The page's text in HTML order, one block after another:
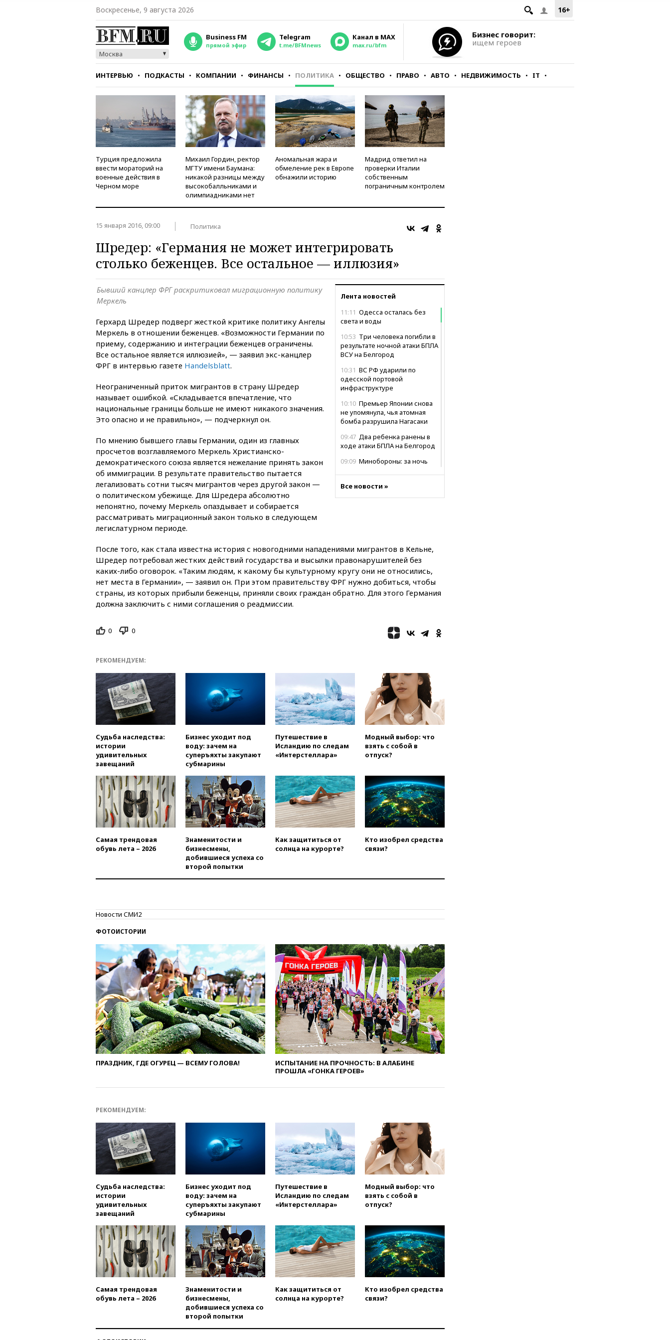
16+
Воскресенье, 9 августа 2026
Москва
Business FM
прямой эфир
Telegram
t.me/BFMnews
Канал в MAX
max.ru/bfm
Бизнес говорит:
ищем героев
ИНТЕРВЬЮ ПОДКАСТЫ КОМПАНИИ ФИНАНСЫ ПОЛИТИКА ОБЩЕСТВО ПРАВО АВТО НЕДВИЖИМОСТЬ IT
СТИЛЬ ТЕСТЫ
Турция предложила
ввести мораторий на
военные действия в
Черном море
Михаил Гордин, ректор
МГТУ имени Баумана:
никакой разницы между
высокобалльниками и
олимпиадниками нет
Аномальная жара и
обмеление рек в Европе
обнажили историю
Мадрид ответил на
проверки Италии
собственным
пограничным контролем
15 января 2016, 09:00 Политика
Шредер: «Германия не может интегрировать
столько беженцев. Все остальное — иллюзия»
Лента новостей
11:11 Одесса осталась без
света и воды
10:53 Три человека погибли в
результате ночной атаки БПЛА
ВСУ на Белгород
10:31 ВС РФ ударили по
одесской портовой
инфраструктуре
10:10 Премьер Японии снова
не упомянула, чья атомная
бомба разрушила Нагасаки
09:47 Два ребенка ранены в
ходе атаки БПЛА на Белгород
09:09 Минобороны: за ночь
08:50 Состояние здоровья
обнаружили затонувшее
судно древнеримских времен
05:10«Одиссея» Нолана
собрала в мировом прокате
свыше $1 млрд
недвижимости в Москве
В Красноярском крае
идут поиски семьи, пропавшей
во время сплава
вчера, 23:30Жителя Нижнего
Тагила арестовали за реакции
вчера, 22:50Российский
режиссер Кирилл Соколов
снимет триллер для Netflix
вчера, 22:20Турция призвала
к мораторию на удары по
торговым судам в Черном
море
вчера, 21:43Экс-
председатель Верховного
суда Венгрии согласился стать
президентом республики
претендентов на получение
беспилотник, скорее всего,
вчера, 19:29ОАЭ обвинили
Иран в атаке на судно
нефтяной компании ADNOC в
Ормузе
вчера, 18:56 «Газпром»: объем
газа в европейских подземных
хранилищах достиг
антирекорда
вчера, 18:25ТАСС: Уиткофф и
Кушнер могут вскоре посетить
Москву и Киев
вчера, 17:43«Тиса» выдвинула
экс-председателя Верховного
угрозу европейскую зиму»
вчера, 16:16Беспилотник
взорвался вблизи
газопровода в Болгарии
вчера, 15:25При атаке БПЛА в
Белгородской области погиб
мирный житель
вчера, 14:54 В Аргентине умер
Месси
вчера, 14:43Турция
ограничила судоходство в
Черном море
вчера, 14:20 Генпрокурором
вчера, 13:37 Пляжи
вчера, 13:03Испания ввела
Все новости »
Бывший канцлер ФРГ раскритиковал миграционную политику
Меркель
Герхард Шредер подверг жесткой критике политику Ангелы
Меркель в отношении беженцев. «Возможности Германии по
приему, содержанию и интеграции беженцев ограничены.
Все остальное является иллюзией», — заявил экс-канцлер
ФРГ в интервью газете Handelsblatt.
Неограниченный приток мигрантов в страну Шредер
называет ошибкой. «Складывается впечатление, что
национальные границы больше не имеют никакого значения.
Это опасно и не правильно», — подчеркнул он.
По мнению бывшего главы Германии, один из главных
просчетов возглавляемого Меркель Христианско-
демократического союза является нежелание принять закон
об иммиграции. В результате правительство пытается
легализовать сотни тысяч мигрантов через другой закон —
о политическом убежище. Для Шредера абсолютно
непонятно, почему Меркель опаздывает и собирается
рассматривать миграционный закон только в следующем
легислатурном периоде.
После того, как стала известна история с новогодними нападениями мигрантов в Кельне,
Шредер потребовал жестких действий государства и высылки правонарушителей без
каких-либо оговорок. «Таким людям, к какому бы культурному кругу они не относились,
нет места в Германии», — заявил он. При этом правительству ФРГ нужно добиться, чтобы
страны, из которых прибыли беженцы, приняли своих граждан обратно. Для этого Германия
должна заключить с ними соглашения о реадмиссии.
0 0
РЕКОМЕНДУЕМ:
Судьба наследства:
истории
удивительных
завещаний
Бизнес уходит под
воду: зачем на
суперъяхты закупают
субмарины
Путешествие в
Исландию по следам
«Интерстеллара»
Модный выбор: что
взять с собой в
отпуск?
Самая трендовая
обувь лета – 2026
Знаменитости и
бизнесмены,
добившиеся успеха со
второй попытки
Как защититься от
солнца на курорте?
Кто изобрел средства
связи?
Новости СМИ2
ФОТОИСТОРИИ
ПРАЗДНИК, ГДЕ ОГУРЕЦ — ВСЕМУ ГОЛОВА!
ИСПЫТАНИЕ НА ПРОЧНОСТЬ: В АЛАБИНЕ
ПРОШЛА «ГОНКА ГЕРОЕВ»
РЕКОМЕНДУЕМ:
Судьба наследства:
истории
удивительных
завещаний
Бизнес уходит под
воду: зачем на
суперъяхты закупают
субмарины
Путешествие в
Исландию по следам
«Интерстеллара»
Модный выбор: что
взять с собой в
отпуск?
Самая трендовая
обувь лета – 2026
Знаменитости и
бизнесмены,
добившиеся успеха со
второй попытки
Как защититься от
солнца на курорте?
Кто изобрел средства
связи?